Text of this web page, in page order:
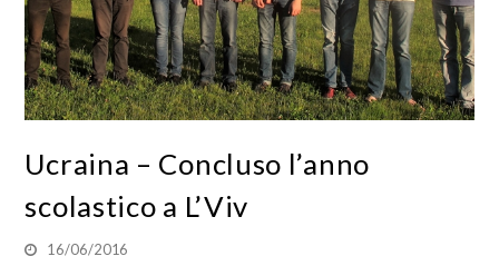
Ucraina – Concluso l’anno
scolastico a L’Viv
16/06/2016